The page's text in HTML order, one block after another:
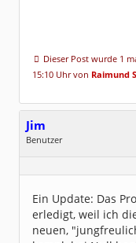
Dieser Post wurde 1
15:10 Uhr von Raimund
Jim
Benutzer
Dabei seit:
10 / 2025
Ein Update: Das
erledigt, weil ich
neuen,